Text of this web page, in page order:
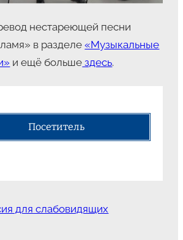
нестареющей песни
в разделе«Музыкальные
и ещё больше здесь.
Посетитель
для слабовидящих